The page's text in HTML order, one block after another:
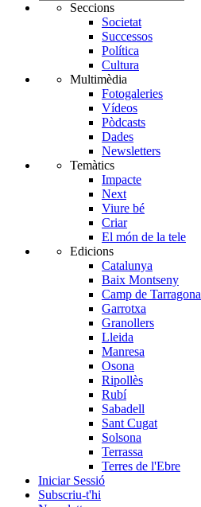
Seccions
Societat
Successos
Política
Cultura
Multimèdia
Fotogaleries
Vídeos
Pòdcasts
Dades
Newsletters
Temàtics
Impacte
Next
Viure bé
Criar
El món de la tele
Edicions
Catalunya
Baix Montseny
Camp de Tarragona
Garrotxa
Granollers
Lleida
Manresa
Osona
Ripollès
Rubí
Sabadell
Sant Cugat
Solsona
Terrassa
Terres de l'Ebre
Iniciar Sessió
Subscriu-t'hi